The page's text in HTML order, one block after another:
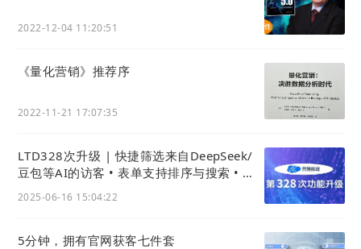
2022-12-04 11:20:51
《量化营销》推荐序
2022-11-21 17:07:35
LTD328次升级 | 快捷筛选来自DeepSeek/
豆包等AI的访客 • 表单支持排序与搜索 • 企
2025-06-16 15:04:22
5分钟，拥有官网获客七件套